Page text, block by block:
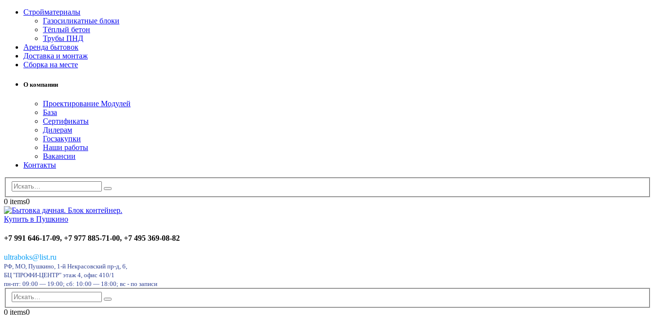
Стройматериалы
Газосиликатные блоки
Тёплый бетон
Трубы ПНД
Аренда бытовок
Доставка и монтаж
Сборка на месте
О компании
Проектирование Модулей
База
Сертификаты
Дилерам
Госзакупки
Наши работы
Вакансии
Контакты
0 items0
+7 991 646-17-09, +7 977 885-71-00, +7 495 369-08-82
ultraboks@list.ru
РФ, МО, Пушкино, 1-й Некрасовский пр-д, 6,
БЦ "ПРОФИ-ЦЕНТР" этаж 4, офис 410/1
пн-пт: 09:00 — 19:00; сб: 10:00 — 18:00; вс - по записи
0 items0